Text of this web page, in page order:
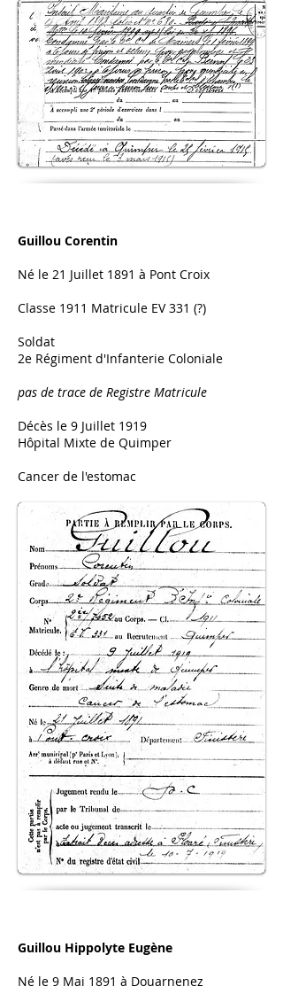
Guillou Corentin
Né le 21 Juillet 1891 à Pont Croix
Classe 1911 Matricule EV 331 (?)
Soldat
2e Régiment d'Infanterie Coloniale
pas de trace de Registre Matricule
Décès le 9 Juillet 1919
Hôpital Mixte de Quimper
Cancer de l'estomac
Guillou Hippolyte Eugène
Né le 9 Mai 1891 à Douarnenez